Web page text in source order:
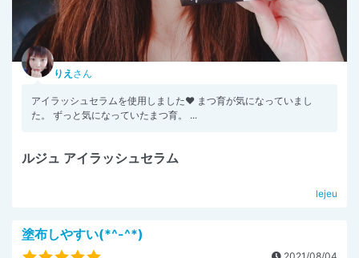
りえ さん
アイラッシュセラムを使用しました♥️ まつ育が気になっていまし
た。 ずっと気になっていたまつ育。 ...
ルジュ アイラッシュセラム
lejeu
塗布しやすい(*^-^*)